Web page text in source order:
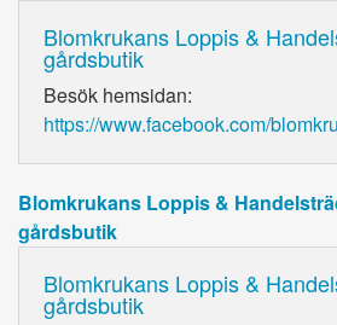
Blomkrukans Loppis &
gårdsbutik
Besök hemsidan:
https://www.facebook.com/
Blomkrukans Loppis &
gårdsbutik
Blomkrukans Loppis &
gårdsbutik